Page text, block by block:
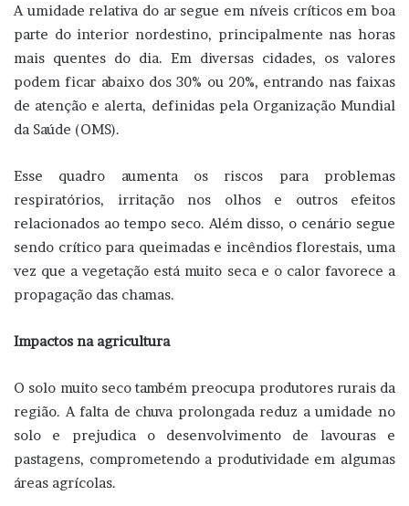
A umidade relativa do ar segue em níveis críticos em boa
parte do interior nordestino, principalmente nas horas
mais quentes do dia. Em diversas cidades, os valores
podem ficar abaixo dos 30% ou 20%, entrando nas faixas
de atenção e alerta, definidas pela Organização Mundial
da Saúde (OMS).
Esse quadro aumenta os riscos para problemas
respiratórios, irritação nos olhos e outros efeitos
relacionados ao tempo seco. Além disso, o cenário segue
sendo crítico para queimadas e incêndios florestais, uma
vez que a vegetação está muito seca e o calor favorece a
propagação das chamas.
Impactos na agricultura
O solo muito seco também preocupa produtores rurais da
região. A falta de chuva prolongada reduz a umidade no
solo e prejudica o desenvolvimento de lavouras e
pastagens, comprometendo a produtividade em algumas
áreas agrícolas.